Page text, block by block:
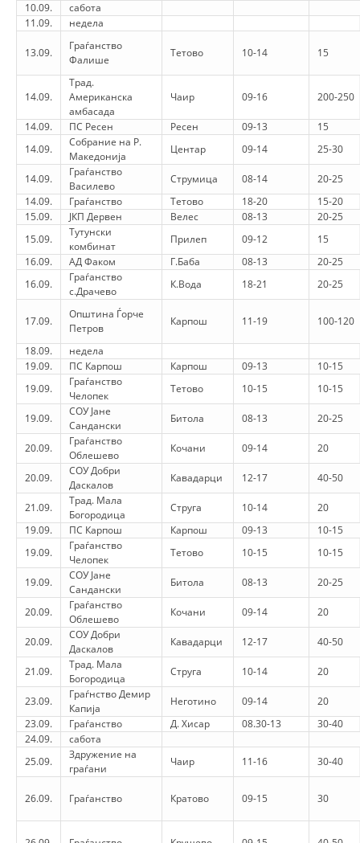
DISEMINIMI
DREJTA NDERKOMBETARE HUMANITARE
PROMOVIMI I VLERAVE HUMANE
PËRDORIMIN DHE MBROJTJEN E STEMËS
SOCIALO-HUMANITARE
PËRGATITSHMËRI DHE VEPRIM GJATË KATASTROFAVE
EKIPE PËRGJIGJE DISASTER
EOK E CK
MARRDHËNJE ME PUBLIKUN
HULUMTIMI I OPINIONIT PUBLIK
BASHKËPUNIM NDËRKOMBËTAR
MARRËVESHJE
PROJEKTE
SHËRBIMI PËR KËRKIM
VEPRIMTARI SHËNDETËSORE PREVENTIVE
NDIHMA E PARË
DHURIMI I GJAKUT
MENAXHIM ME VULLNETARË
KUSH JEMI NE
VEPRIMTARI
10.09.
сабота
11.09.
недела
13.09.
Граѓанство
Фалише
Тетово 10-14 15
14.09.
Трад.
Американска
амбасада
Чаир 09-16 200-250
14.09. ПС Ресен Ресен 09-13
15
14.09.
Собрание на Р.
Македонија
Центар 09-14 25-30
14.09.
Граѓанство
Василево
Струмица 08-14
20-25
14.09.
Граѓанство Тетово 18-20
15-20
15.09.
ЈКП Дервен Велес 08-13
20-25
15.09.
Тутунски
комбинат
Прилеп 09-12
15
16.09.
АД Факом Г.Баба 08-13
20-25
16.09.
Граѓанство
с.Драчево
К.Вода 18-21 20-25
17.09.
Општина Ѓорче
Петров
Карпош 11-19 100-120
18.09.
недела
19.09.
ПС Карпош Карпош 09-13
10-15
19.09.
Граѓанство
Челопек
Тетово 10-15 10-15
19.09.
СОУ Јане
Сандански
Битола 08-13 20-25
20.09.
Граѓанство
Облешево
Кочани 09-14 20
20.09.
СОУ Добри
Даскалов
Кавадарци 12-17 40-50
21.09.
Трад. Мала
Богородица
Струга 10-14
20
19.09.
ПС Карпош Карпош 09-13
10-15
19.09.
Граѓанство
Челопек
Тетово 10-15 10-15
19.09.
СОУ Јане
Сандански
Битола 08-13 20-25
20.09.
Граѓанство
Облешево
Кочани 09-14 20
20.09.
СОУ Добри
Даскалов
Кавадарци 12-17 40-50
21.09.
Трад. Мала
Богородица
Струга 10-14 20
23.09.
Граѓнство Демир
Капија
Неготино 09-14
20
23.09.
Граѓанство Д. Хисар 08.30-13
30-40
24.09.
сабота
25.09.
Здружение на
граѓани
Чаир 11-16 30-40
26.09. Граѓанство Кратово 09-15 30